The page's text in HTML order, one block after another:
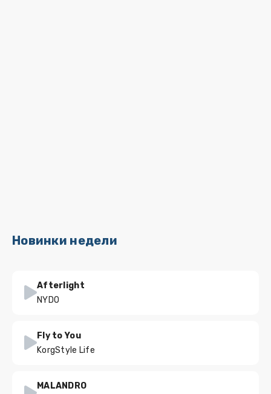
Новинки недели
Afterlight
NYDO
Fly to You
KorgStyle Life
MALANDRO